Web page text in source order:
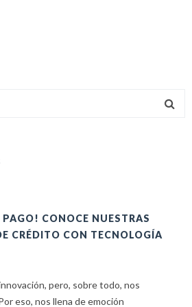
CONOCE NUESTRAS
CRÉDITO CON TECNOLOGÍA
pero, sobre todo, nos
eso, nos llena de emoción